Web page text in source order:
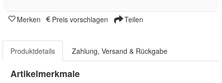
Merken Preis vorschlagen Teilen
Produktdetails Zahlung, Versand & Rückgabe
Artikelmerkmale